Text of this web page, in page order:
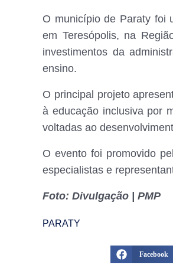
O município de Paraty foi
em Teresópolis, na
investimentos da
ensino.
O principal projeto
à educação inclusiva por
voltadas ao
O evento foi promovido
especialistas e
Foto: Divulgação | PMP
PARATY
Facebook